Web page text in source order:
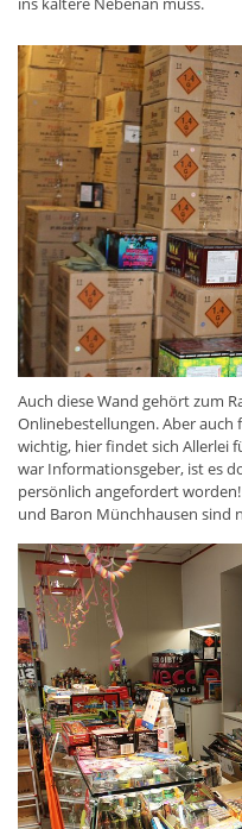
Auch diese Wand gehört zum
Onlinebestellungen. Aber auch
wichtig, hier findet sich Allerlei
war Informationsgeber, ist es
persönlich angefordert worden!
und Baron Münchhausen sind